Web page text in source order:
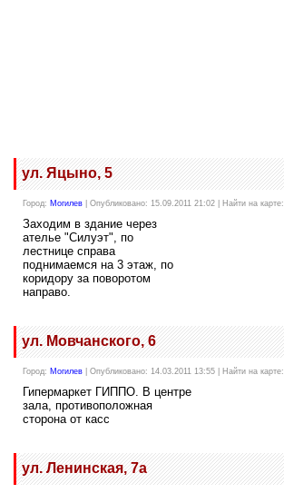
ул. Яцыно, 5
Город: Могилев | Опубликовано: 15.09.2011 21:02 | Найти на карте:
Заходим в здание через
ателье "Силуэт", по
лестнице справа
поднимаемся на 3 этаж, по
коридору за поворотом
направо.
ул. Мовчанского, 6
Город: Могилев | Опубликовано: 14.03.2011 13:55 | Найти на карте:
Гипермаркет ГИППО. В центре
зала, противоположная
сторона от касс
ул. Ленинская, 7а